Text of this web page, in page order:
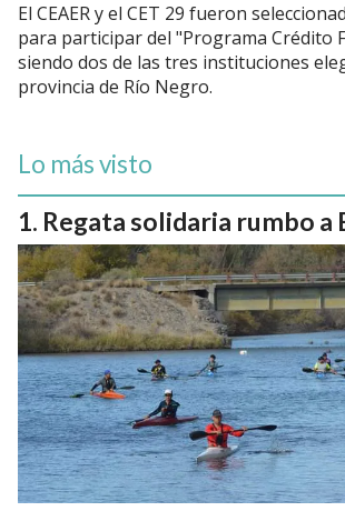
El CEAER y el CET 29 fueron
para participar del "Programa Crédito
siendo dos de las tres instituciones
provincia de Río Negro.
Lo más visto
Regata solidaria rumbo a